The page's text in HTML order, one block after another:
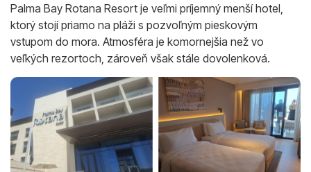
Palma Bay Rotana Resort je veľmi príjemný menší hotel,
ktorý stojí priamo na pláži s pozvoľným pieskovým
vstupom do mora. Atmosféra je komornejšia než vo
veľkých rezortoch, zároveň však stále dovolenková.